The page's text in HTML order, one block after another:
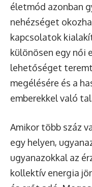
életmód azonban
nehézséget
kapcsolatok
különösen egy női
lehetőséget
megélésére és a
emberekkel való
Amikor több száz
egy helyen,
ugyanazokkal az
kollektív energia